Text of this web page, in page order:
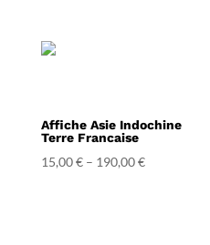
Affiche Asie Indochine
Terre Francaise
15,00€– 190,00€